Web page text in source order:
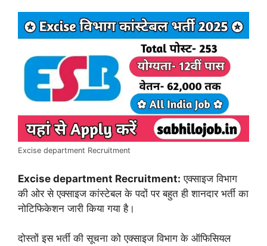
Excise department Recruitment
Excise department Recruitment: एक्साइज विभाग
की ओर से एक्साइज कांस्टेबल के पदों पर बहुत ही शानदार भर्ती का
नोटिफिकेशन जारी किया गया है।
दोस्तों इस भर्ती की सूचना को एक्साइज विभाग के ऑफिसियल